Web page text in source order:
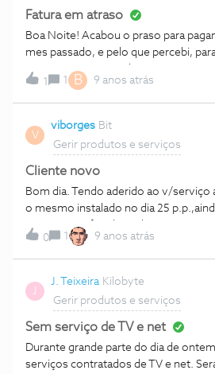
já me habituei a muitos anos. Quero
Fatura em atraso
Boa Noite! Acabou o praso para pagamento da fatura do
mes passado, e pelo que percebi,
que pagar uma taxa de 5 euros... A minha duvida é a
seguinte... para pagar a fatura do mes
passou a validade) tenho que pagar
apesar de ter passado o prazo?? Ou terei de entrar em
1 1 B 9 anos atrás
V
viborges Bit
Gerir produtos e serviços
Cliente novo
Bom dia. Tendo aderido ao v/
o mesmo instalado no dia 25
por V:Exas,a fim de esclarecer as
não tenho disponibilidade para
proposto o valor 52,29€
assegurada a portabilidade nos 2
os numeros já existentes. 3-Pretendo
smartphone na v/loja online e foram
para o efeito. 4-Embora com cartao
tenho acesso a v/
0 1 9 anos atrás
J
J. Teixeira Kilobyte
Gerir produtos e serviços
Sem serviço de TV e net
Durante grande parte do dia de
serviços contratados de TV e net.